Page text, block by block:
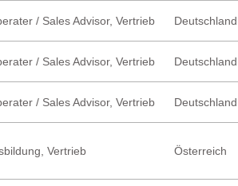
/ Sales Advisor, Vertrieb Deutschland
/ Sales Advisor, Vertrieb Deutschland
/ Sales Advisor, Vertrieb Deutschland
Vertrieb Österreich